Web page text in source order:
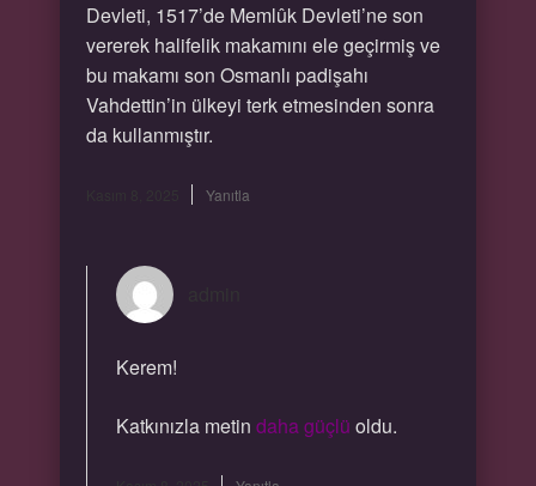
Devleti, 1517’de Memlûk Devleti’ne son
vererek halifelik makamını ele geçirmiş ve
bu makamı son Osmanlı padişahı
Vahdettin’in ülkeyi terk etmesinden sonra
da kullanmıştır.
Yanıtla
Kerem!
Katkınızla metin daha güçlü oldu.